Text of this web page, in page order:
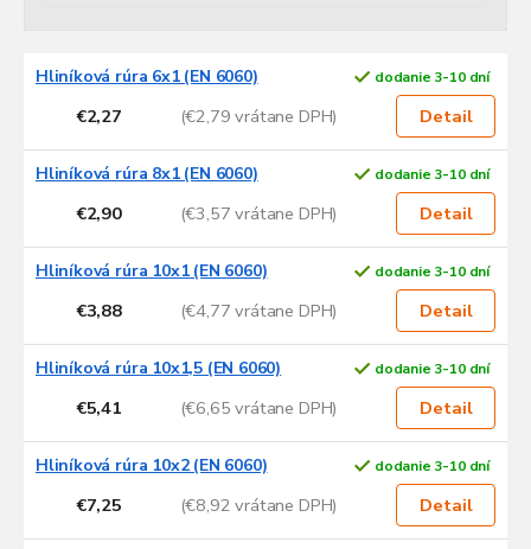
V
i
o
d
t
Hliníková rúra 6x1 (EN 6060) dodanie 3-10 dní
€2,27 (€2,79 vrátane DPH) Detail
Hliníková rúra 8x1 (EN 6060) dodanie 3-10 dní
€2,90 (€3,57 vrátane DPH) Detail
Hliníková rúra 10x1 (EN 6060) dodanie 3-10 dní
€3,88 (€4,77 vrátane DPH) Detail
Hliníková rúra 10x1,5 (EN 6060) dodanie 3-10 dní
€5,41 (€6,65 vrátane DPH) Detail
Hliníková rúra 10x2 (EN 6060) dodanie 3-10 dní
€7,25 (€8,92 vrátane DPH) Detail